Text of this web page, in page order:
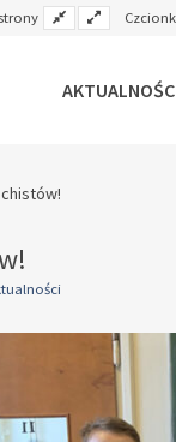
Fixed
layout
Wide
layout